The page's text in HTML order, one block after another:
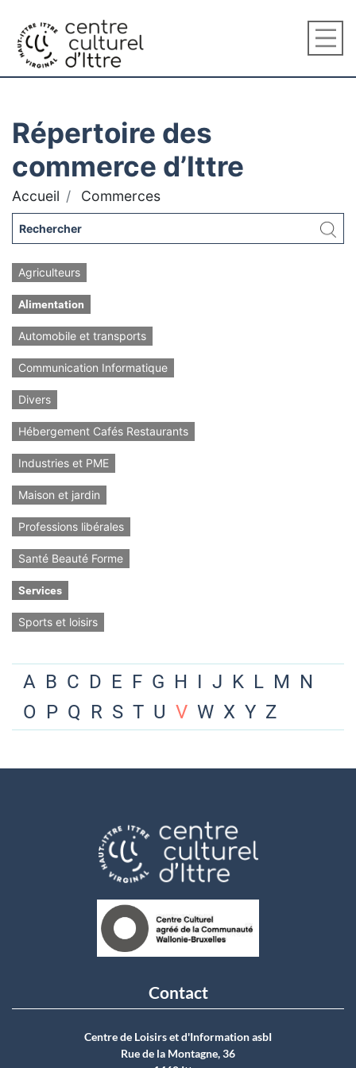
Répertoire des
commerce d’Ittre
Accueil Commerces
Agriculteurs
Alimentation
Automobile et transports
Communication Informatique
Divers
Hébergement Cafés Restaurants
Industries et PME
Maison et jardin
Professions libérales
Santé Beauté Forme
Services
Sports et loisirs
A B C D E F G H I J K L M N
O P Q R S T U V W X Y Z
Contact
Centre de Loisirs et d'Information asbI
Rue de la Montagne, 36